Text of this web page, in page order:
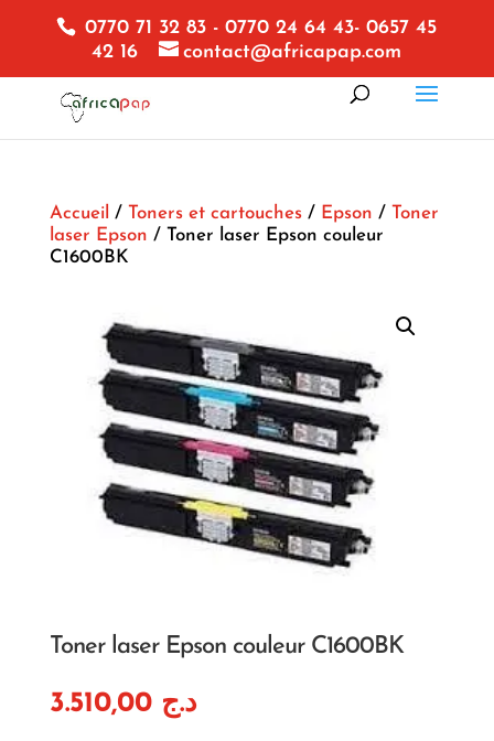
0770 71 32 83 - 0770 24 64 43- 0657 45
42 16
contact@africapap.com
Accueil / Toners et cartouches/ Epson / Toner
laser Epson / Toner laser Epson couleur
C1600BK
Toner laser Epson couleur C1600BK
د.ج 3.510,00